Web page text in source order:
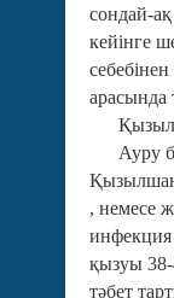
сондай-
кейінге
арасында
Ауру
, немесе
инфекция
қызуы 38-
тәбет